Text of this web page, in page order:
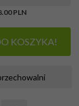
PLN
KOSZYKA!